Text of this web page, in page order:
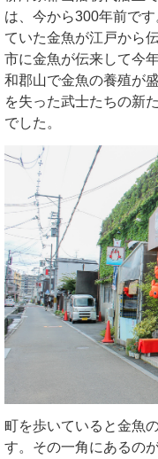
は、今から300年前で
ていた金魚が江戸から
市に金魚が伝来して今
和郡山で金魚の養殖が
を失った武士たちの新
でした。
町を歩いていると金魚
す。その一角にあるの